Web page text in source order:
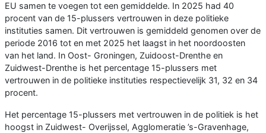
EU samen te voegen tot een gemiddelde. In 2025 had 40
procent van de 15-plussers vertrouwen in deze politieke
instituties samen. Dit vertrouwen is gemiddeld genomen over de
periode 2016 tot en met 2025 het laagst in het noordoosten
van het land. In Oost- Groningen, Zuidoost-Drenthe en
Zuidwest-Drenthe is het percentage 15-plussers met
vertrouwen in de politieke instituties respectievelijk 31, 32 en 34
procent.
Het percentage 15-plussers met vertrouwen in de politiek is het
hoogst in Zuidwest- Overijssel, Agglomeratie ’s-Gravenhage,